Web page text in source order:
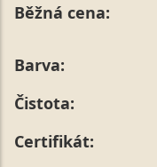
Běžná cena:
Barva:
Čistota:
Certifikát: